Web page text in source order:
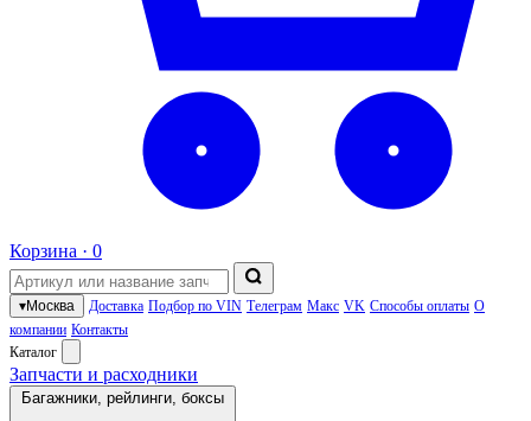
Корзина · 0
▾Москва Доставка Подбор по VIN Телеграм Макс VK Способы оплаты О
компании Контакты
Каталог
Запчасти и расходники
Багажники, рейлинги, боксы